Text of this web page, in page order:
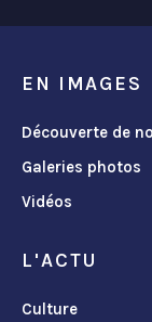
EN IMAGES
Découverte de
Galeries photos
Vidéos
L'ACTU
Culture